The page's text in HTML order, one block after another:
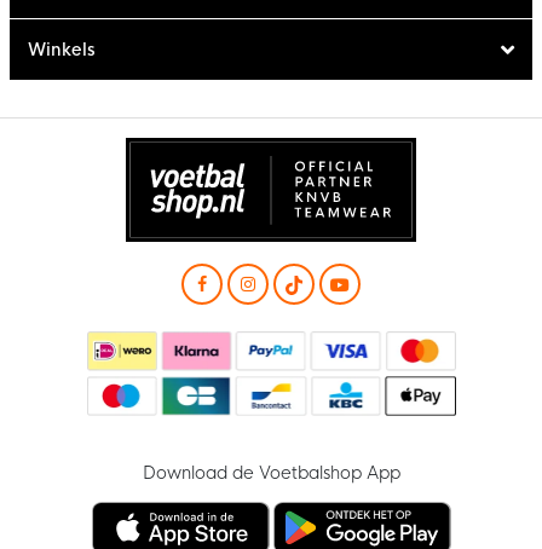
Winkels
Download de Voetbalshop App